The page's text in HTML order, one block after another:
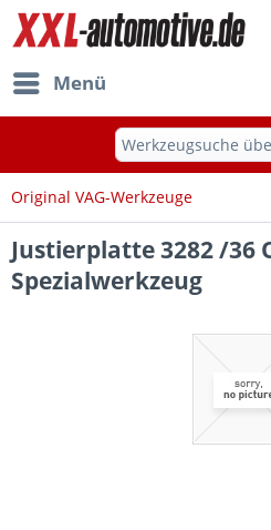
Menü
Werkzeugsuche
Original VAG-Werkzeuge
Justierplatte 3282 /36
Spezialwerkzeug